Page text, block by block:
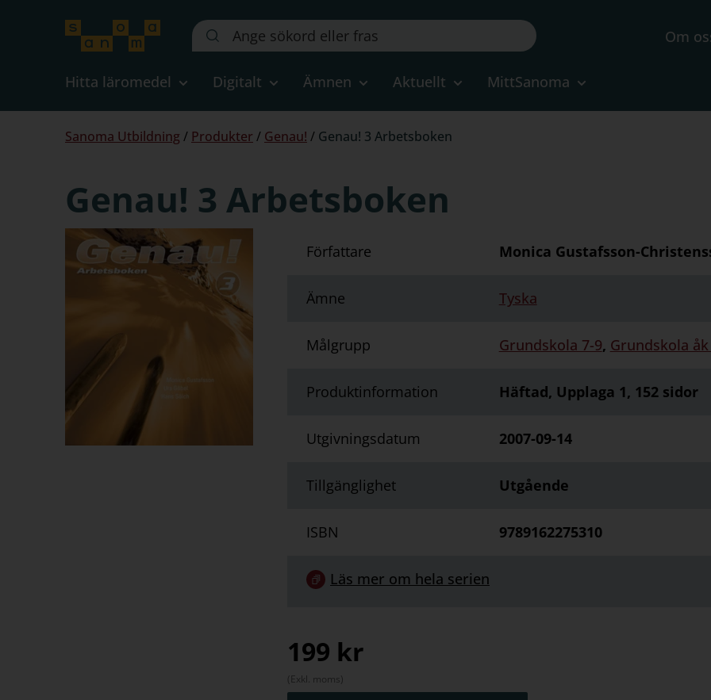
Sök
på
webbplatsen::
Om
Hitta läromedel Digitalt Ämnen Aktuellt MittSanoma
Du
Sanoma Utbildning / Produkter / Genau! / Genau! 3 Arbetsboken
Genau! 3 Arbetsboken
Författare Monica Gustafsson-
Ämne Tyska
Målgrupp Grundskola 7-9, Grundskola åk
Produktinformation Häftad, Upplaga 1, 152 sidor
Utgivningsdatum 2007-09-14
Tillgänglighet Utgående
ISBN 9789162275310
LänkLäs mer om hela serien
199 kr
(Exkl. moms)